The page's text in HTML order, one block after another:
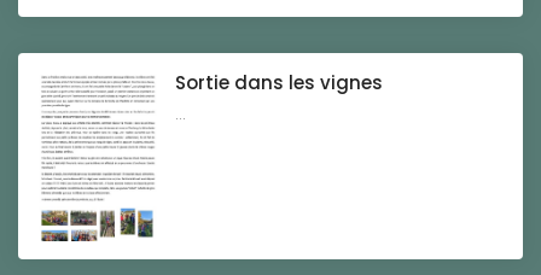
Sortie dans les vignes
...